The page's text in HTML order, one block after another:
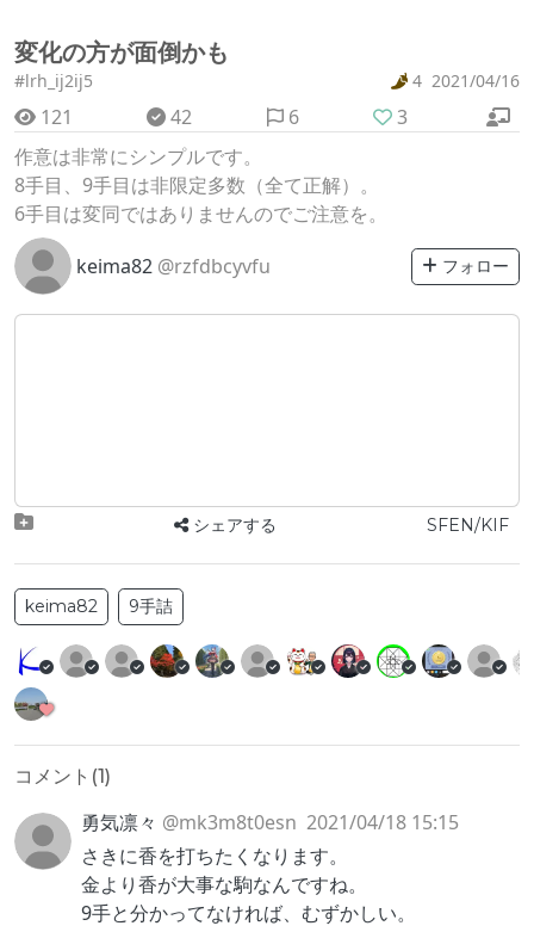
変化の方が面倒かも
#lrh_ij2ij5 4 2021/04/16
121 42 6
3
作意は非常にシンプルです。
8手目、9手目は非限定多数（全て正解）。
6手目は変同ではありませんのでご注意を。
keima82 @rzfdbcyvfu フォロー
シェアする SFEN/KIF
keima82 9手詰
コメント(1)
勇気凛々 @mk3m8t0esn 2021/04/18 15:15
さきに香を打ちたくなります。
金より香が大事な駒なんですね。
9手と分かってなければ、むずかしい。